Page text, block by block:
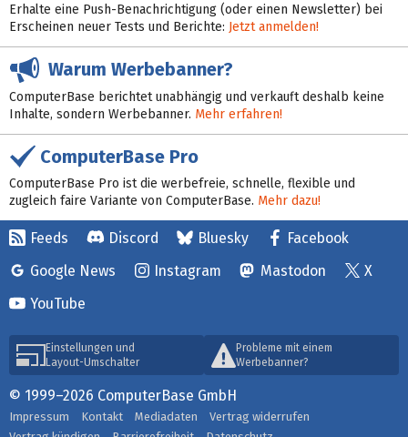
Erhalte eine Push-Benachrichtigung (oder einen Newsletter) bei
Erscheinen neuer Tests und Berichte: Jetzt anmelden!
Warum Werbebanner?
ComputerBase berichtet unabhängig und verkauft deshalb keine
Inhalte, sondern Werbebanner. Mehr erfahren!
ComputerBase Pro
ComputerBase Pro ist die werbefreie, schnelle, flexible und
zugleich faire Variante von ComputerBase. Mehr dazu!
Feeds Discord Bluesky
Facebook
Google News
Instagram Mastodon
X
YouTube
Einstellungen und
Layout-Umschalter
Probleme mit einem
Werbebanner?
© 1999–2026 ComputerBase GmbH
Impressum Kontakt Mediadaten
Vertrag widerrufen